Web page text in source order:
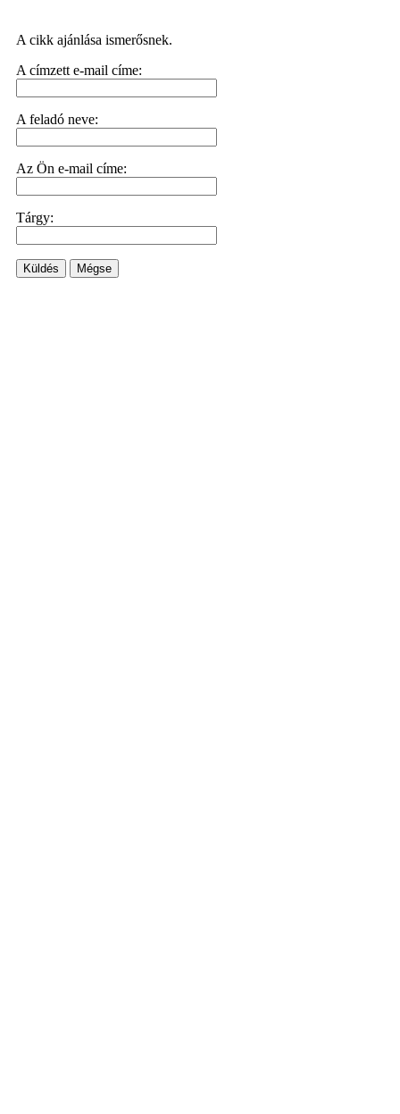
A cikk ajánlása ismerősnek.
A címzett e-mail címe:
A feladó neve:
Az Ön e-mail címe:
Tárgy:
Küldés Mégse